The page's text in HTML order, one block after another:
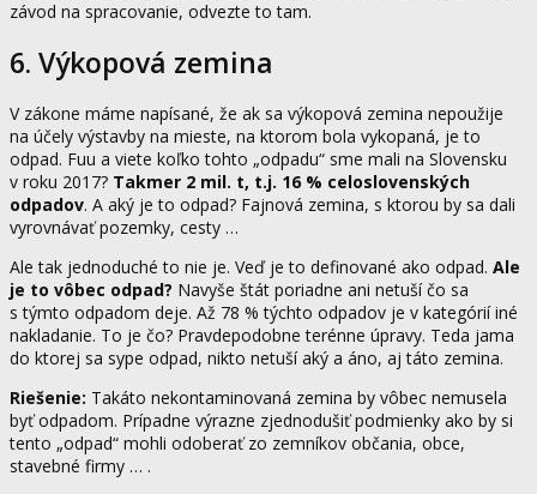
závod na spracovanie, odvezte to tam.
6. Výkopová zemina
V zákone máme napísané, že ak sa výkopová zemina nepoužije
na účely výstavby na mieste, na ktorom bola vykopaná, je to
odpad. Fuu a viete koľko tohto „odpadu“ sme mali na Slovensku
v roku 2017? Takmer 2 mil. t, t.j. 16 % celoslovenských
odpadov. A aký je to odpad? Fajnová zemina, s ktorou by sa dali
vyrovnávať pozemky, cesty …
Ale tak jednoduché to nie je. Veď je to definované ako odpad. Ale
je to vôbec odpad? Navyše štát poriadne ani netuší čo sa
s týmto odpadom deje. Až 78 % týchto odpadov je v kategórií iné
nakladanie. To je čo? Pravdepodobne terénne úpravy. Teda jama
do ktorej sa sype odpad, nikto netuší aký a áno, aj táto zemina.
Riešenie: Takáto nekontaminovaná zemina by vôbec nemusela
byť odpadom. Prípadne výrazne zjednodušiť podmienky ako by si
tento „odpad“ mohli odoberať zo zemníkov občania, obce,
stavebné firmy … .